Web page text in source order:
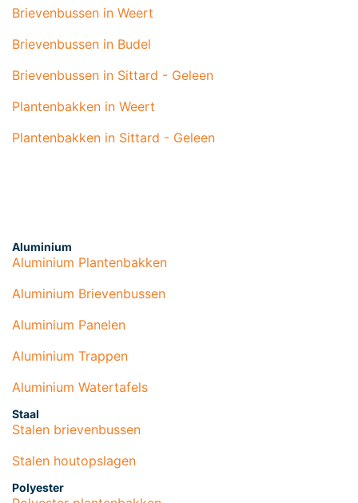
Aluminium
Aluminium Plantenbakken
Aluminium Brievenbussen
Aluminium Panelen
Aluminium Trappen
Aluminium Watertafels
Staal
Stalen brievenbussen
Stalen houtopslagen
Polyester
Brievenbussen in Weert
Brievenbussen in Budel
Brievenbussen in Sittard - Geleen
Plantenbakken in Weert
Plantenbakken in Sittard - Geleen